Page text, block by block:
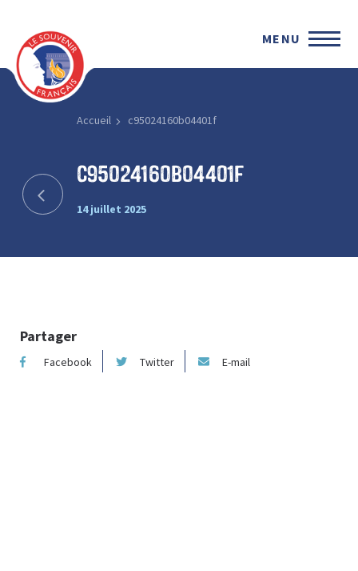
MENU
Accueil c95024160b04401f
c95024160b04401f
14 juillet 2025
Partager
Facebook Twitter E-mail